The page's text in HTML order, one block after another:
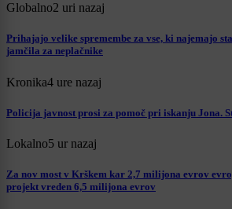
Globalno2 uri nazaj
Prihajajo velike spremembe za vse, ki najemajo
jamčila za neplačnike
Kronika4 ure nazaj
Policija javnost prosi za pomoč pri iskanju Jona.
Lokalno5 ur nazaj
Za nov most v Krškem kar 2,7 milijona evrov
projekt vreden 6,5 milijona evrov